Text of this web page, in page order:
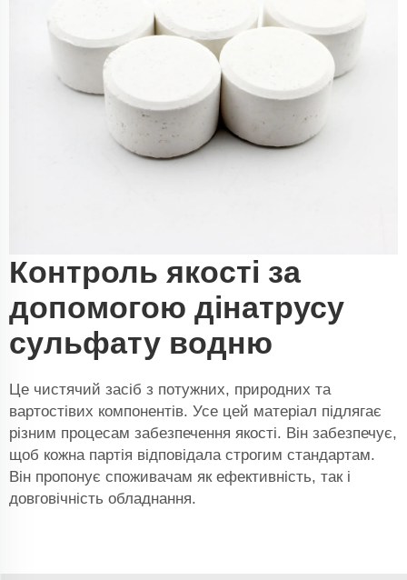
Контроль якості за
допомогою дінатрусу
сульфату водню
Це чистячий засіб з потужних, природних та
вартостівих компонентів. Усе цей матеріал підлягає
різним процесам забезпечення якості. Він забезпечує,
щоб кожна партія відповідала строгим стандартам.
Він пропонує споживачам як ефективність, так і
довговічність обладнання.